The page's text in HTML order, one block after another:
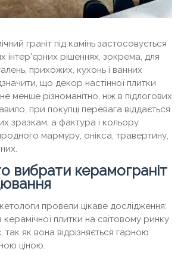
граніт під камінь застосовується
інтер'єрних рішеннях, зокрема, для
прихожих, кухонь і ванних
що декор настінної плитки
менше різноманітно, ніж в підлогових
при покупці перевага віддається
зразкам, а фактура і кольору
мармуру, онікса, травертину,
вибрати керамограніт
провели цікаве дослідження:
плитки на світовому ринку
так як вона відрізняється гарною
ціною.